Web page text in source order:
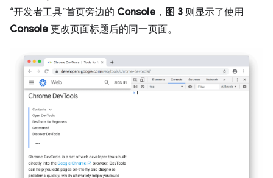
“开发者工具”首页旁边的 Console ， 图 3 则显示了使用
Console 更改页面标题后的同一页面。